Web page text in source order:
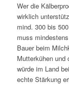
Wer die
wirklich
mind. 300 bis
muss
Bauer beim
Mutterkühen und
würde im Land
echte Stärkung